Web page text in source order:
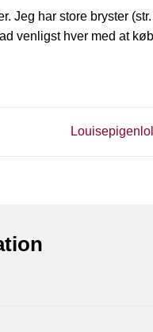
Jeg har store bryster
venligst hver med at